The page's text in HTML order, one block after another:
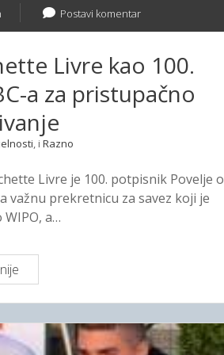
Postavi komentar
Livre kao 100.
a za pristupačno
, i Razno
Livre je 100. potpisnik Povelje o
važnu prekretnicu za savez koji je
a…
o
d
e
ć